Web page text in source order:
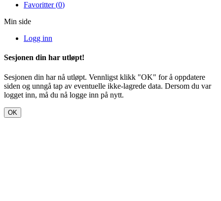
Favoritter (0)
Min side
Logg inn
Sesjonen din har utløpt!
Sesjonen din har nå utløpt. Vennligst klikk "OK" for å oppdatere
siden og unngå tap av eventuelle ikke-lagrede data. Dersom du var
logget inn, må du nå logge inn på nytt.
OK